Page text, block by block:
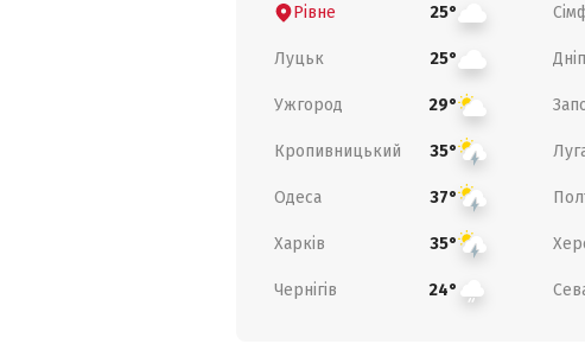
Рівне 25°
Луцьк 25°
Ужгород 29°
Кропивницький 35°
Одеса 37°
Харків 35°
Чернігів 24°